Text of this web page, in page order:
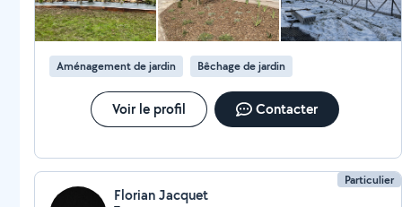
Aménagement de jardin Bêchage de jardin
Voir le profil Contacter
Particulier
Florian Jacquet